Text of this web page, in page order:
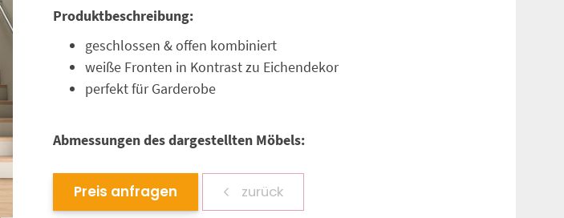
Produktbeschreibung:
geschlossen & offen kombiniert
weiße Fronten in Kontrast zu Eichendekor
perfekt für Garderobe
Abmessungen des dargestellten Möbels:
Preis anfragen zurück